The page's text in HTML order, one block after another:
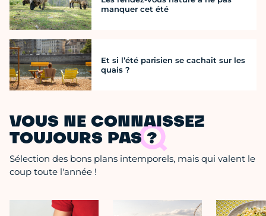
manquer cet été
Et si l’été parisien se cachait sur les
quais ?
VOUS NE CONNAISSEZ
TOUJOURS PAS ?
Sélection des bons plans intemporels, mais qui valent le
coup toute l'année !